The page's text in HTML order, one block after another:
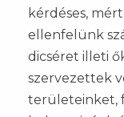
kérdéses,
ellenfelünk
dicséret illeti
szervezettek
területeinket,